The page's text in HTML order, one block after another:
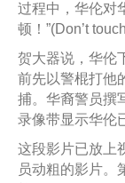
过程中，华伦对
顿！”(Don’t
贺大器说，华伦
前先以警棍打他
捕。华裔警员撰
录像带显示华伦
这段影片已放上
员动粗的影片。